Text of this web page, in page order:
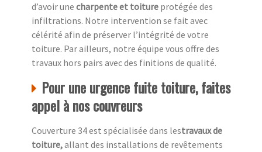
d’avoir une charpente et toiture protégée des
infiltrations. Notre intervention se fait avec
célérité afin de préserver l’intégrité de votre
toiture. Par ailleurs, notre équipe vous offre des
travaux hors pairs avec des finitions de qualité.
Pour une urgence fuite toiture, faites
appel à nos couvreurs
Couverture 34 est spécialisée dans lestravaux de
toiture,allant des installations de revêtements